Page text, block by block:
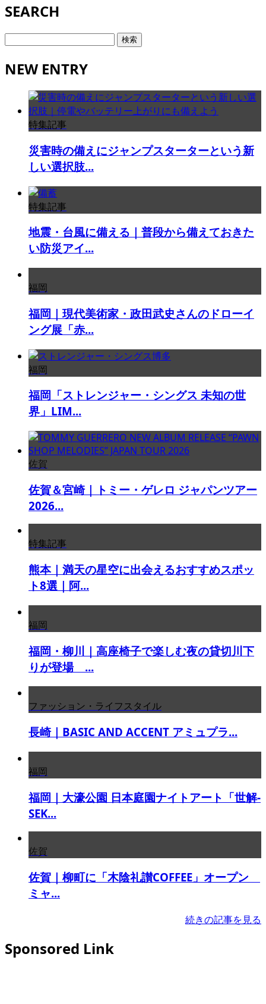
SEARCH
検
NEW ENTRY
特集記事
災害時の備えにジャンプスターターという新
しい選択肢...
特集記事
地震・台風に備える｜普段から備えておきた
い防災アイ...
福岡
福岡｜現代美術家・政田武史さんのドローイ
ング展「赤...
福岡
福岡「ストレンジャー・シングス 未知の世
界」LIM...
佐賀
佐賀＆宮崎｜トミー・ゲレロ ジャパンツアー
2026...
特集記事
熊本｜満天の星空に出会えるおすすめスポッ
ト8選｜阿...
福岡
福岡・柳川｜高座椅子で楽しむ夜の貸切川下
りが登場 ...
ファッション・ライフスタイル
長崎｜BASIC AND ACCENT アミュプラ...
福岡
福岡｜大濠公園 日本庭園ナイトアート「世解-
SEK...
佐賀
佐賀｜柳町に「木陰礼讃COFFEE」オープン
ミャ...
続きの記事を見る
Sponsored Link